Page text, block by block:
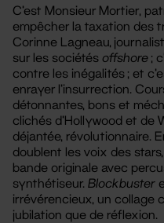
C’est Monsieur Mortier,
empêcher la taxation des
Corinne Lagneau,
sur les sociétés offshore ;
contre les inégalités ; et
enrayer l’insurrection.
détonnantes, bons et
clichés d’Hollywood et
déjantée, révolutionnaire.
doublent les voix des
bande originale avec
synthétiseur. Blockbuster
irrévérencieux, un collage
jubilation que de réflexion.